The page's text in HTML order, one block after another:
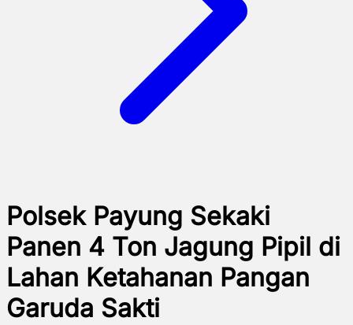
Polsek Payung Sekaki
Panen 4 Ton Jagung Pipil di
Lahan Ketahanan Pangan
Garuda Sakti